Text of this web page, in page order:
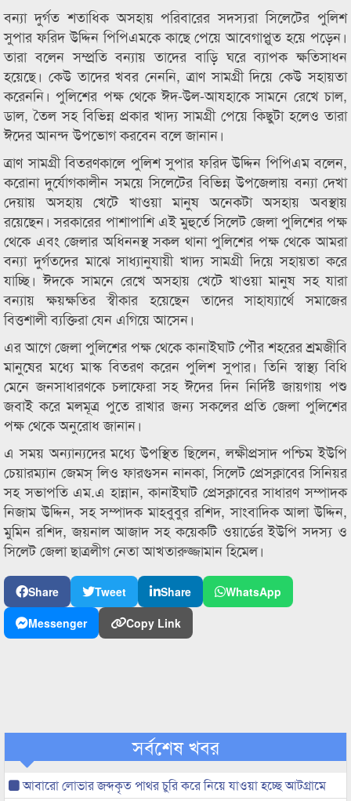
বন্যা দুর্গত শতাধিক অসহায় পরিবারের সদস্যরা সিলেটের পুলিশ
সুপার ফরিদ উদ্দিন পিপিএমকে কাছে পেয়ে আবেগাপ্লুত হয়ে পড়েন।
তারা বলেন সম্প্রতি বন্যায় তাদের বাড়ি ঘরে ব্যাপক ক্ষতিসাধন
হয়েছে। কেউ তাদের খবর নেননি, ত্রাণ সামগ্রী দিয়ে কেউ সহায়তা
করেননি। পুলিশের পক্ষ থেকে ঈদ-উল-আযহাকে সামনে রেখে চাল,
ডাল, তৈল সহ বিভিন্ন প্রকার খাদ্য সামগ্রী পেয়ে কিছুটা হলেও তারা
ঈদের আনন্দ উপভোগ করবেন বলে জানান।
ত্রাণ সামগ্রী বিতরণকালে পুলিশ সুপার ফরিদ উদ্দিন পিপিএম বলেন,
করোনা দুর্যোগকালীন সময়ে সিলেটের বিভিন্ন উপজেলায় বন্যা দেখা
দেয়ায় অসহায় খেটে খাওয়া মানুষ অনেকটা অসহায় অবস্থায়
রয়েছেন। সরকারের পাশাপাশি এই মুহুর্তে সিলেট জেলা পুলিশের পক্ষ
থেকে এবং জেলার অধিননস্থ সকল থানা পুলিশের পক্ষ থেকে আমরা
বন্যা দুর্গতদের মাঝে সাধ্যানুযায়ী খাদ্য সামগ্রী দিয়ে সহায়তা করে
যাচ্ছি। ঈদকে সামনে রেখে অসহায় খেটে খাওয়া মানুষ সহ যারা
বন্যায় ক্ষয়ক্ষতির স্বীকার হয়েছেন তাদের সাহায্যার্থে সমাজের
বিত্তশালী ব্যক্তিরা যেন এগিয়ে আসেন।
এর আগে জেলা পুলিশের পক্ষ থেকে কানাইঘাট পৌর শহরের শ্রমজীবি
মানুষের মধ্যে মাস্ক বিতরণ করেন পুলিশ সুপার। তিনি স্বাস্থ্য বিধি
মেনে জনসাধারণকে চলাফেরা সহ ঈদের দিন নির্দিষ্ট জায়গায় পশু
জবাই করে মলমূত্র পুতে রাখার জন্য সকলের প্রতি জেলা পুলিশের
পক্ষ থেকে অনুরোধ জানান।
এ সময় অন্যান্যদের মধ্যে উপস্থিত ছিলেন, লক্ষীপ্রসাদ পশ্চিম ইউপি
চেয়ারম্যান জেমস্ লিও ফারগুসন নানকা, সিলেট প্রেসক্লাবের সিনিয়র
সহ সভাপতি এম.এ হান্নান, কানাইঘাট প্রেসক্লাবের সাধারণ সম্পাদক
নিজাম উদ্দিন, সহ সম্পাদক মাহবুবুর রশিদ, সাংবাদিক আলা উদ্দিন,
মুমিন রশিদ, জয়নাল আজাদ সহ কয়েকটি ওয়ার্ডের ইউপি সদস্য ও
সিলেট জেলা ছাত্রলীগ নেতা আখতারুজ্জামান হিমেল।
Share Tweet Share
WhatsApp
Messenger
Copy Link
সর্বশেষ খবর
আবারো লোভার জব্দকৃত পাথর চুরি করে নিয়ে যাওয়া হচ্ছে আটগ্রামে